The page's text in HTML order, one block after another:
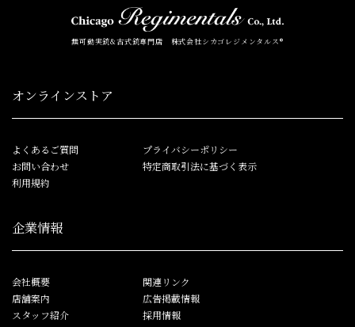
無可動実銃&古式銃専門店 株式会社シカゴレジメンタルス®
オンラインストア
よくあるご質問
お問い合わせ
利用規約
プライバシーポリシー
特定商取引法に基づく表示
企業情報
会社概要
店舗案内
スタッフ紹介
関連リンク
広告掲載情報
採用情報